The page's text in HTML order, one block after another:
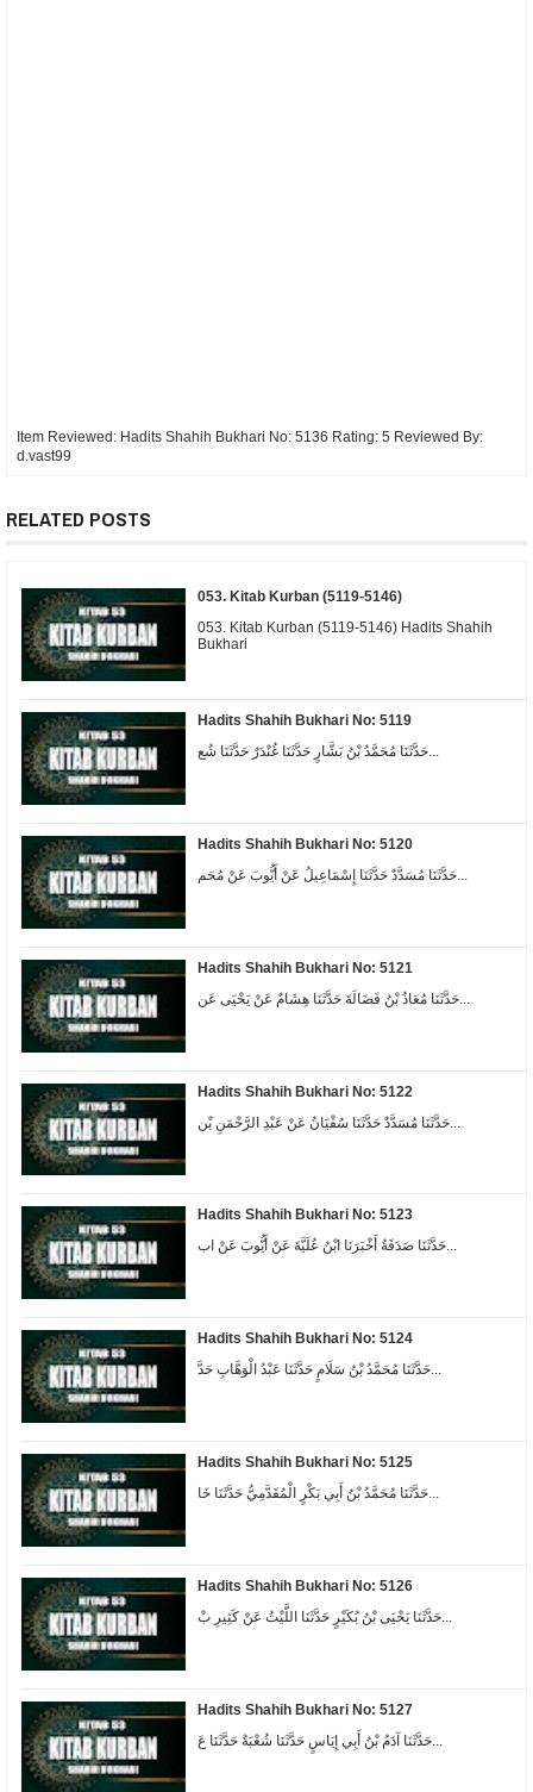
Item Reviewed: Hadits Shahih Bukhari No: 5136 Rating: 5 Reviewed By:
d.vast99
RELATED POSTS
053. Kitab Kurban (5119-5146)
053. Kitab Kurban (5119-5146) Hadits Shahih
Bukhari
Hadits Shahih Bukhari No: 5119
حَدَّثَنَا مُحَمَّدُ بْنُ بَشَّارٍ حَدَّثَنَا غُنْدَرٌ حَدَّثَنَا شُع...
Hadits Shahih Bukhari No: 5120
حَدَّثَنَا مُسَدَّدٌ حَدَّثَنَا إِسْمَاعِيلُ عَنْ أَيُّوبَ عَنْ مُحَم...
Hadits Shahih Bukhari No: 5121
Hadits Shahih Bukhari No: 5122
Hadits Shahih Bukhari No: 5123
حَدَّثَنَا صَدَقَةُ أَخْبَرَنَا ابْنُ عُلَيَّةَ عَنْ أَيُّوبَ عَنْ اب...
Hadits Shahih Bukhari No: 5124
حَدَّثَنَا مُحَمَّدُ بْنُ سَلَامٍ حَدَّثَنَا عَبْدُ الْوَهَّابِ حَدَّ...
Hadits Shahih Bukhari No: 5125
حَدَّثَنَا مُحَمَّدُ بْنُ أَبِي بَكْرٍ الْمُقَدَّمِيُّ حَدَّثَنَا خَا...
Hadits Shahih Bukhari No: 5126
حَدَّثَنَا يَحْيَى بْنُ بُكَيْرٍ حَدَّثَنَا اللَّيْثُ عَنْ كَثِيرِ بْ...
Hadits Shahih Bukhari No: 5127